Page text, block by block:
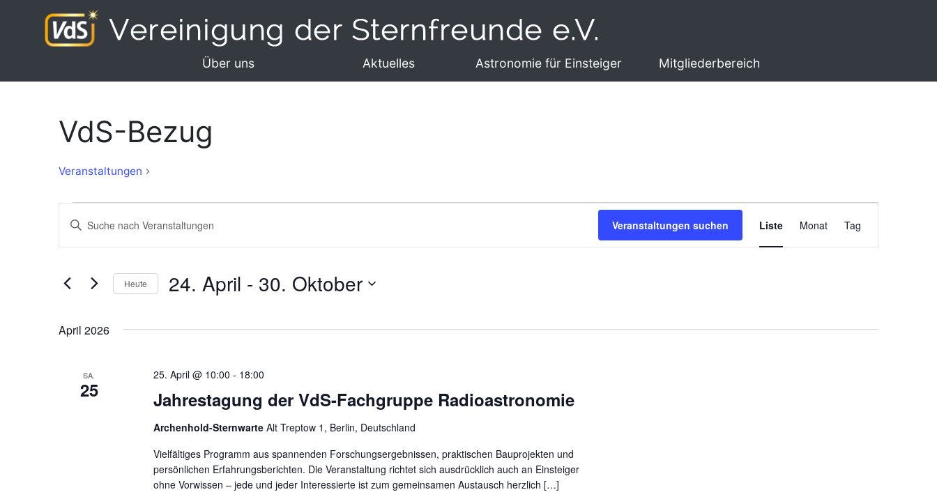
Über uns Aktuelles Astronomie für Einsteiger Mitgliederbereich
VdS-Bezug
Veranstaltungen
Veranstaltungen
Veranstaltungen
Suche
Ansichten,
Bitte
nach
Veranstaltungen suchen
Ansichten-
Navigation
Liste Monat Tag
Heute 24. April - 30. Oktober
April 2026
SA.
25 Jahrestagung der VdS-Fachgruppe Radioastronomie
25. April @ 10:00 - 18:00
Archenhold-Sternwarte Alt Treptow 1, Berlin, Deutschland
Vielfältiges Programm aus spannenden Forschungsergebnissen, praktischen Bauprojekten und
persönlichen Erfahrungsberichten. Die Veranstaltung richtet sich ausdrücklich auch an Einsteiger
ohne Vorwissen – jede und jeder Interessierte ist zum gemeinsamen Austausch herzlich […]